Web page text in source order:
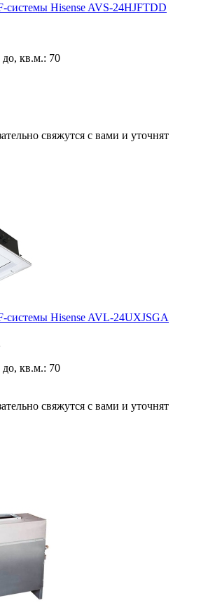
системы Hisense AVS-24HJFTDD
до, кв.м.: 70
свяжутся с вами и уточнят
системы Hisense AVL-24UXJSGA
до, кв.м.: 70
свяжутся с вами и уточнят